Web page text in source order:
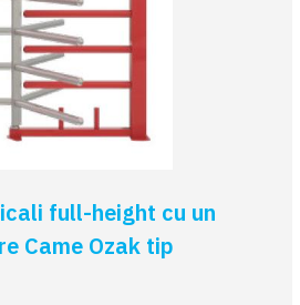
full-height cu un
Came Ozak tip